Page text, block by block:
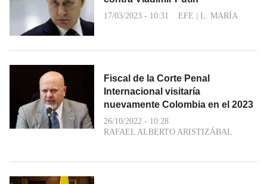
17/03/2023 - 10:31 EFE | L. MARÍA
Fiscal de la Corte Penal
Internacional visitaría
nuevamente Colombia en el 2023
26/10/2022 - 10:28
RAFAEL ALBERTO ARISTIZÁBAL